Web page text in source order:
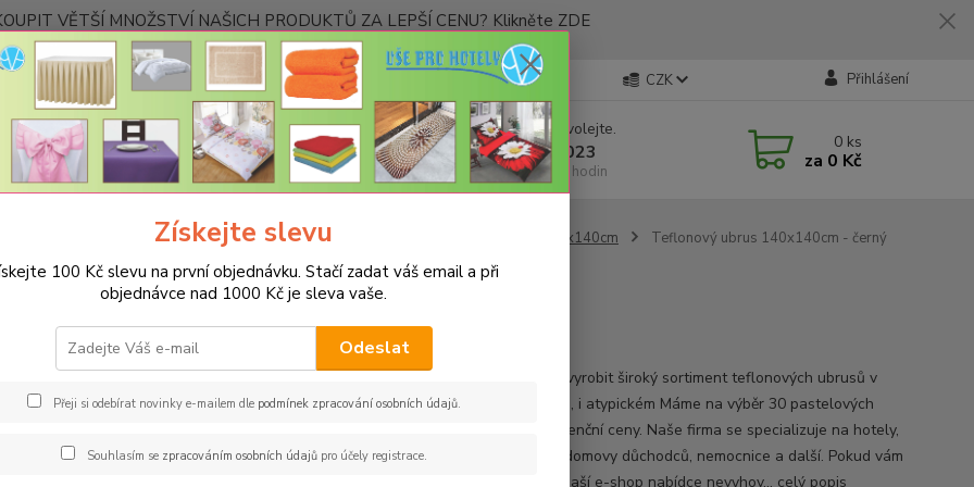
VĚTŠÍ MNOŽSTVÍ NAŠICH PRODUKTŮ ZA LEPŠÍ CENU? Klikněte ZDE
Kontakty CZK Přihlášení
Hledat
Nevíte si rady? Zavolejte.
+420 773 794 023
Pondělí-pátek 9-16 hodin
0 ks
za 0 Kč
Teflonové ubrusy jednobarevné s vodoodpudivou úpravou Rozměr 140x140cm Teflonový ubrus 140x140cm - černý
ubrus 140x140cm - černý
Jsme schopni vám vyrobit široký sortiment teflonových ubrusů v
jakémkoliv rozměru, i atypickém Máme na výběr 30 pastelových
barev a bezkonkurenční ceny. Naše firma se specializuje na hotely,
restaurace, školy, domovy důchodců, nemocnice a další. Pokud vám
rozměry ubrusů v naší e-shop nabídce nevyhov... celý popis
Získejte slevu
100 Kč slevu na první objednávku. Stačí zadat váš email a při
objednávce nad 1000 Kč je sleva vaše.
Odeslat
Přeji si odebírat novinky e-mailem dle podmínek zpracování osobních údajů.
Souhlasím se zpracováním osobních údajůpro účely registrace.